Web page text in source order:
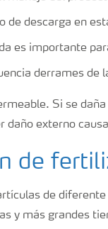
de descarga en
es importante
derrames de
Si se
daño externo
de
de
y más grandes